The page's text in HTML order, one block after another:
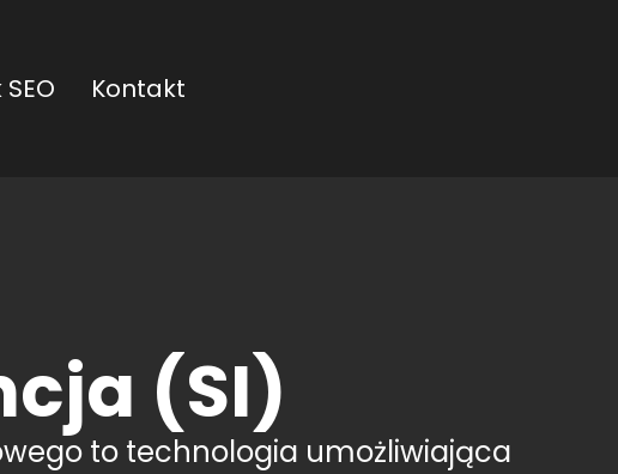
Kontakt
(SI)
to technologia umożliwiająca